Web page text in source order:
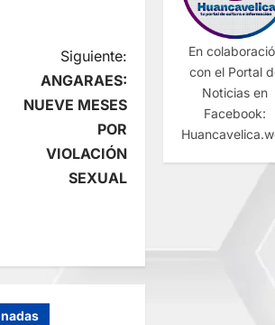
Siguiente:
ANGARAES:
NUEVE MESES
POR
VIOLACIÓN
SEXUAL
En
con el Portal
Noticias en
Facebook: